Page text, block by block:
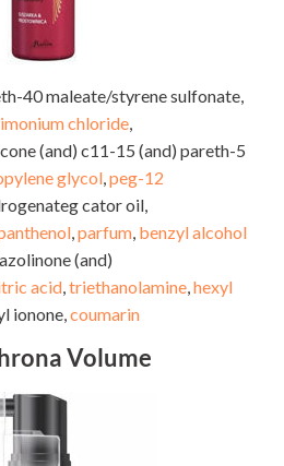
40 maleate/styrene sulfonate,
chloride
(and) c11-15 (and) pareth-5
glycol peg-12
cator oil,
parfum benzyl alcohol
(and)
acid triethanolamine hexyl
ionone, coumarin
Volume